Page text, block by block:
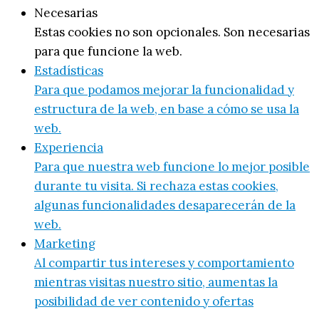
Necesarias
Estas cookies no son opcionales. Son necesarias
para que funcione la web.
Estadísticas
Para que podamos mejorar la funcionalidad y
estructura de la web, en base a cómo se usa la
web.
Experiencia
Para que nuestra web funcione lo mejor posible
durante tu visita. Si rechaza estas cookies,
algunas funcionalidades desaparecerán de la
web.
Marketing
Al compartir tus intereses y comportamiento
mientras visitas nuestro sitio, aumentas la
posibilidad de ver contenido y ofertas